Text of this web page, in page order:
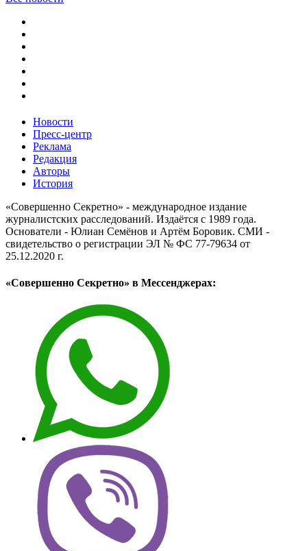
Новости
Пресс-центр
Реклама
Редакция
Авторы
История
«Совершенно Секретно» - международное издание
журналистских расследований. Издаётся с 1989 года.
Основатели - Юлиан Семёнов и Артём Боровик. CМИ -
свидетельство о регистрации ЭЛ № ФС 77-79634 от
25.12.2020 г.
«Совершенно Секретно» в Мессенджерах: